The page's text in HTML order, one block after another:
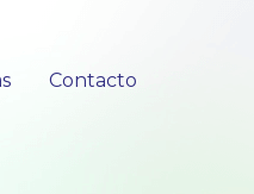
Contacto